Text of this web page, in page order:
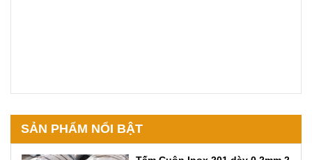
SẢN PHẨM NỔI BẬT